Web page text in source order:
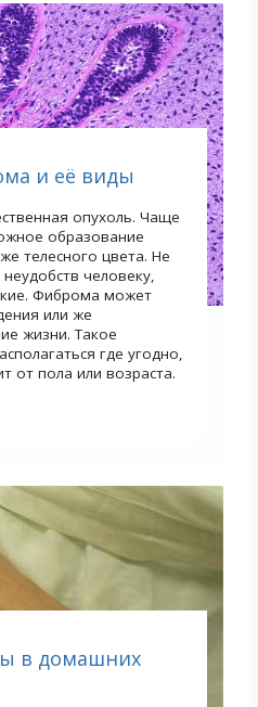
и её виды
опухоль. Чаще
образование
телесного цвета. Не
человеку,
Фиброма может
или же
жизни. Такое
где угодно,
от пола или возраста.
в домашних